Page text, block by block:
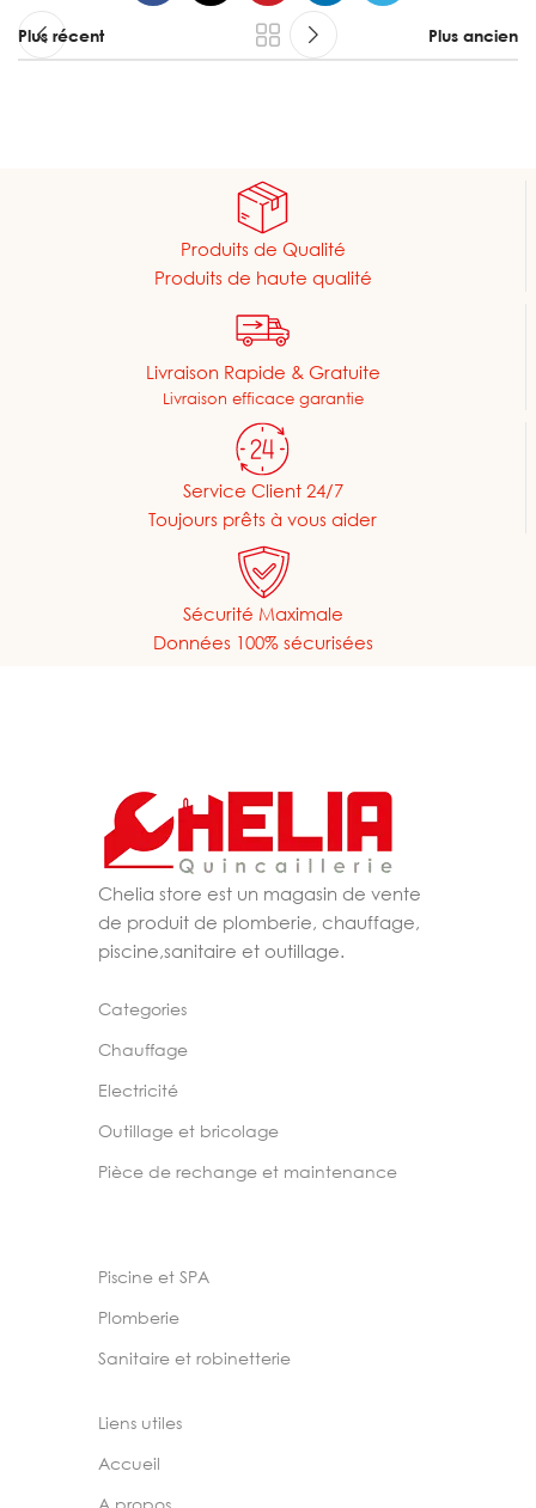
Plus récent Plus ancien
Produits de Qualité
Produits de haute qualité
Livraison Rapide & Gratuite
Livraison efficace garantie
Service Client 24/7
Toujours prêts à vous aider
Sécurité Maximale
Données 100% sécurisées
Chelia store est un magasin de vente
de produit de plomberie, chauffage,
piscine,sanitaire et outillage.
Categories
Chauffage
Electricité
Outillage et bricolage
Pièce de rechange et maintenance
Piscine et SPA
Plomberie
Sanitaire et robinetterie
Liens utiles
Accueil
A propos